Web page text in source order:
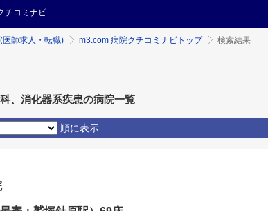
チコミナビ
師求人・転職) m3.com 病院クチコミナビトップ 検索結果
、消化器系疾患の病院一覧
順に表示